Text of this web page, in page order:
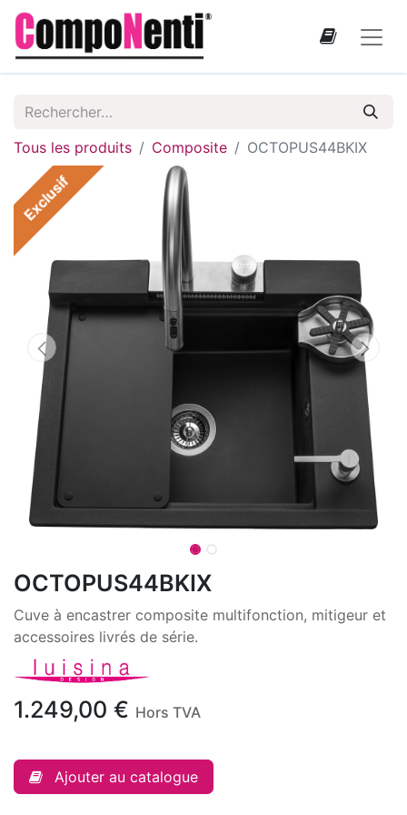
Tous les produits Composite OCTOPUS44BKIX
Exclusif
OCTOPUS44BKIX
Cuve à encastrer composite multifonction, mitigeur et
accessoires livrés de série.
1.249,00 € Hors TVA
Ajouter au catalogue